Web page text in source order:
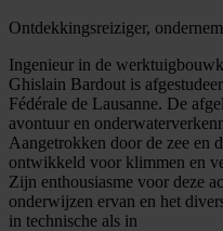
Ontdekkingsreiziger,
Ingenieur in de
Ghislain Bardout is
Fédérale de Lausanne. De
avontuur en
Aangetrokken door de zee en
ontwikkeld voor klimmen en
Zijn enthousiasme voor deze
onderwijzen ervan en het
in technische als in